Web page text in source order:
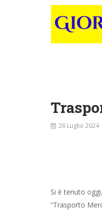
26 Luglio 2024
Si è tenuto
“Trasporto